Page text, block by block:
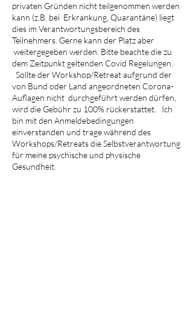
privaten Gründen nicht teilgenommen werden
kann (z.B. bei Erkrankung, Quarantäne) liegt
dies im Verantwortungsbereich des
Teilnehmers. Gerne kann der Platz aber
weitergegeben werden. Bitte beachte die zu
dem Zeitpunkt geltenden Covid Regelungen.
Sollte der Workshop/Retreat aufgrund der
von Bund oder Land angeordneten Corona-
Auflagen nicht durchgeführt werden dürfen,
wird die Gebühr zu 100% rückerstattet. Ich
bin mit den Anmeldebedingungen
einverstanden und trage während des
Workshops/Retreats die Selbstverantwortung
für meine psychische und physische
Gesundheit.